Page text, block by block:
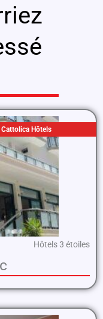
Cattolica Hôtels
Hôtels 3 étoiles